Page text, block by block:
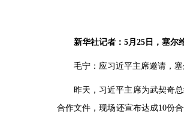
新华社记者：5月25日，塞尔
毛宁：应习近平主席邀请，
昨天，习近平主席为武契奇
合作文件，现场还宣布达成10份